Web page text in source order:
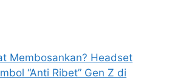
Membosankan? Headset
“Anti Ribet” Gen Z di